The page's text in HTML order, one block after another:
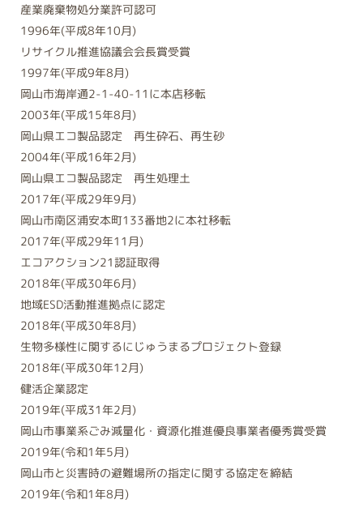
産業廃棄物処分業許可認可
1996年(平成8年10月)
リサイクル推進協議会会長賞受賞
1997年(平成9年8月)
岡山市海岸通2-1-40-11に本店移転
2003年(平成15年8月)
岡山県エコ製品認定 再生砕石、再生砂
2004年(平成16年2月)
岡山県エコ製品認定 再生処理土
2017年(平成29年9月)
岡山市南区浦安本町133番地2に本社移転
2017年(平成29年11月)
エコアクション21認証取得
2018年(平成30年6月)
地域ESD活動推進拠点に認定
2018年(平成30年8月)
生物多様性に関するにじゅうまるプロジェクト登録
2018年(平成30年12月)
健活企業認定
2019年(平成31年2月)
岡山市事業系ごみ減量化・資源化推進優良事業者優秀賞受賞
2019年(令和1年5月)
岡山市と災害時の避難場所の指定に関する協定を締結
2019年(令和1年8月)